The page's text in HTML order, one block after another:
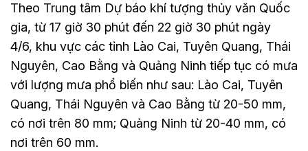
Theo Trung tâm Dự báo khí tượng thủy văn Quốc
gia, từ 17 giờ 30 phút đến 22 giờ 30 phút ngày
4/6, khu vực các tỉnh Lào Cai, Tuyên Quang, Thái
Nguyên, Cao Bằng và Quảng Ninh tiếp tục có mưa
với lượng mưa phổ biến như sau: Lào Cai, Tuyên
Quang, Thái Nguyên và Cao Bằng từ 20-50 mm,
có nơi trên 80 mm; Quảng Ninh từ 20-40 mm, có
nơi trên 60 mm.